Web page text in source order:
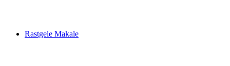
Rastgele Makale